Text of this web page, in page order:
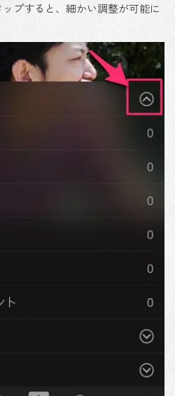
ップすると、細かい調整が可能に